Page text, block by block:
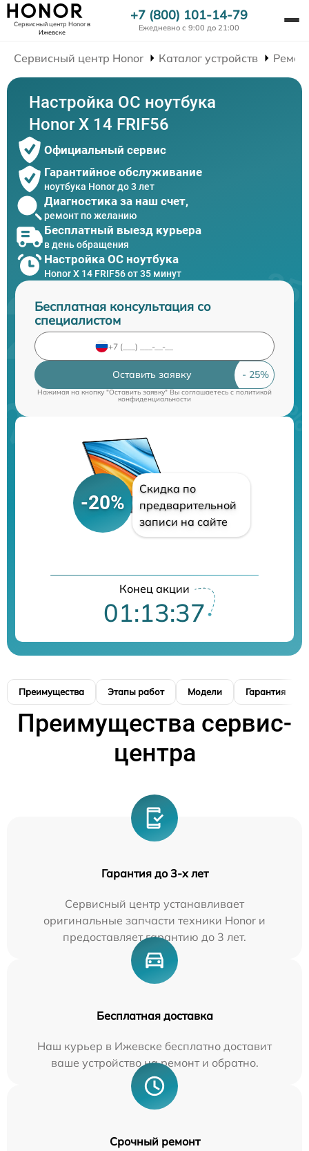
Сервисный центр Honorв
Ижевске
+7 (800) 101-14-79
Ежедневно с 9:00 до 21:00
Сервисный центр Honor Каталог устройств
Настройка ОС ноутбука
Honor X 14 FRIF56
Официальный сервис
Гарантийное обслуживание
ноутбука Honor до 3 лет
Диагностика за наш счет,
ремонт по желанию
Бесплатный выезд курьера
в день обращения
Настройка ОС ноутбука
Honor X 14 FRIF56 от 35 минут
Бесплатная консультация со
специалистом
Оставить заявку
Нажимая на кнопку "Оставить заявку" Вы соглашаетесь cполитикой
конфиденциальности
-20%
Скидка по
предварительной
записи на сайте
Конец акции
01:13:37
Преимущества Этапы работ Модели Гарантия
Преимущества сервис-
центра
Гарантия до 3-х лет
Сервисный центр устанавливает
оригинальные запчасти техники Honor и
предоставляет гарантию до 3 лет.
Бесплатная доставка
Наш курьер в Ижевске бесплатно доставит
ваше устройство на ремонт и обратно.
Срочный ремонт